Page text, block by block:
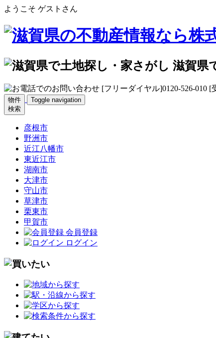
ようこそ ゲストさん
物件
検索
Toggle navigation
彦根市
野洲市
近江八幡市
東近江市
湖南市
大津市
守山市
草津市
栗東市
甲賀市
会員登録
ログイン